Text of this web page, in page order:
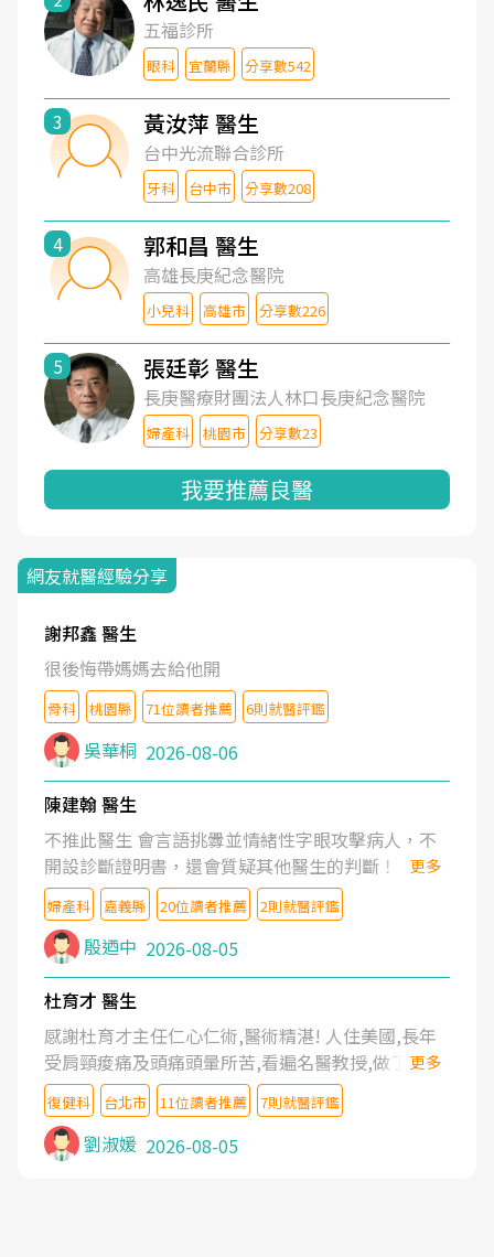
五福診所
眼科 宜蘭縣 分享數542
3 黃汝萍 醫生
台中光流聯合診所
牙科 台中市 分享數208
4 郭和昌 醫生
高雄長庚紀念醫院
小兒科 高雄市 分享數226
5 張廷彰 醫生
長庚醫療財團法人林口長庚紀念醫院
婦產科 桃園市 分享數23
我要推薦良醫
網友就醫經驗分享
謝邦鑫 醫生
很後悔帶媽媽去給他開
骨科 桃園縣 71位讀者推薦 6則就醫評鑑
吳華桐 2026-08-06
陳建翰 醫生
不推此醫生 會言語挑釁並情緒性字眼攻擊病人，不
開設診斷證明書，還會質疑其他醫生的判斷！
更多
婦產科 嘉義縣 20位讀者推薦 2則就醫評鑑
殷迺中 2026-08-05
杜育才 醫生
感謝杜育才主任仁心仁術,醫術精湛! 人住美國,長年
受肩頸痠痛及頭痛頭暈所苦,看遍名醫教授,做了各種
檢查,也嘗試過西醫打針,中醫針灸及物理徒手治療都
沒有用,後來連吃到嗎啡類止痛藥都效果有限,只是壓
症狀,沒多久就痛起來,多年失眠嚴重影響生活品質.
台灣親友介紹忠孝醫院杜育才主任是頸頭症候群專
更多
復健科 台北市 11位讀者推薦 7則就醫評鑑
劉淑媛 2026-08-05